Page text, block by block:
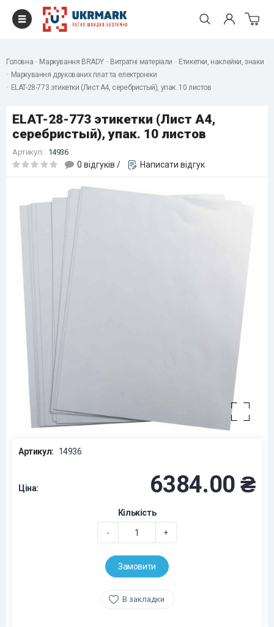
Головна Маркування BRADY Витратні матеріали
Етикетки, наклейки, знаки
Маркування друкованих плат та електроніки
ELAT-28-773 этикетки (Лист А4, серебристый), упак. 10 листов
ELAT-28-773 этикетки (Лист А4,
серебристый), упак. 10 листов
Артикул: 14936
0 відгуків / Написати відгук
Артикул: 14936
Ціна: 6384.00 ₴
Кількість
- +
Замовити
В закладки